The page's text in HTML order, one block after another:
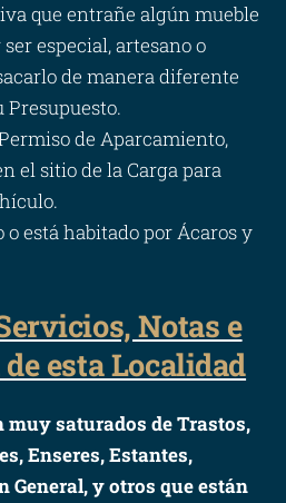
que entrañe algún mueble
especial, artesano o
de manera diferente
Presupuesto.
de Aparcamiento,
el sitio de la Carga para
o está habitado por Ácaros y
Notas e
esta Localidad
muy saturados de Trastos,
Enseres, Estantes,
General, y otros que están